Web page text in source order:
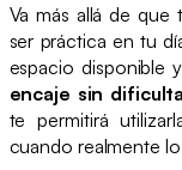
Va más allá de
ser práctica en tu
espacio disponible
encaje sin
te permitirá
cuando realmente